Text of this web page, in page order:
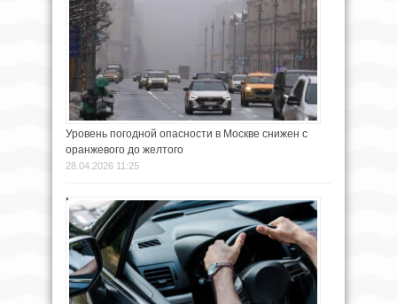
Уровень погодной опасности в Москве снижен с
оранжевого до желтого
28.04.2026 11:25